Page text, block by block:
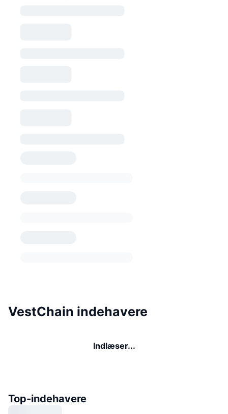
VestChain indehavere
Indlæser...
Top-indehavere